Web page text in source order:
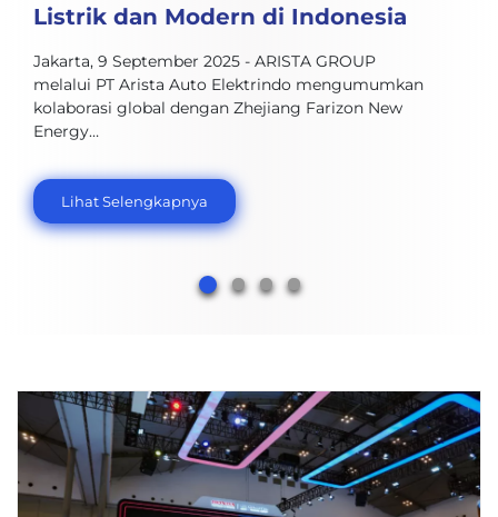
Listrik dan Modern di Indonesia
Jakarta, 9 September 2025 - ARISTA GROUP
melalui PT Arista Auto Elektrindo mengumumkan
kolaborasi global dengan Zhejiang Farizon New
Energy…
Lihat Selengkapnya